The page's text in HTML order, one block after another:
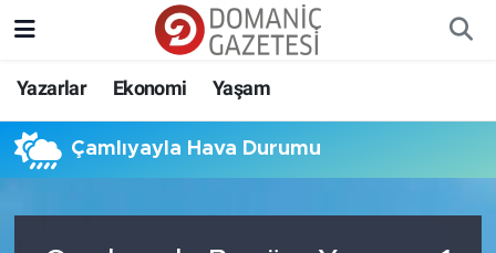
Yazarlar Ekonomi Yaşam
Çamlıyayla Hava Durumu